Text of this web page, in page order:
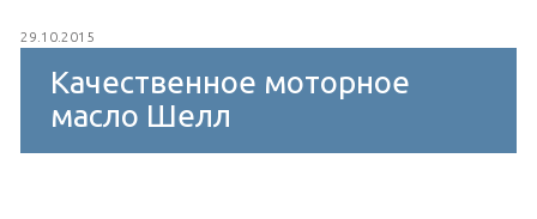
29.10.2015
Качественное моторное
масло Шелл